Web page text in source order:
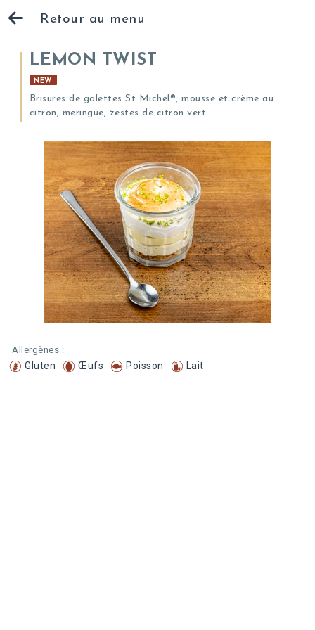
Retour au menu
LEMON TWIST
NEW
Brisures de galettes St Michel®, mousse et crème au
citron, meringue, zestes de citron vert
Allergènes :
Gluten Œufs Poisson Lait